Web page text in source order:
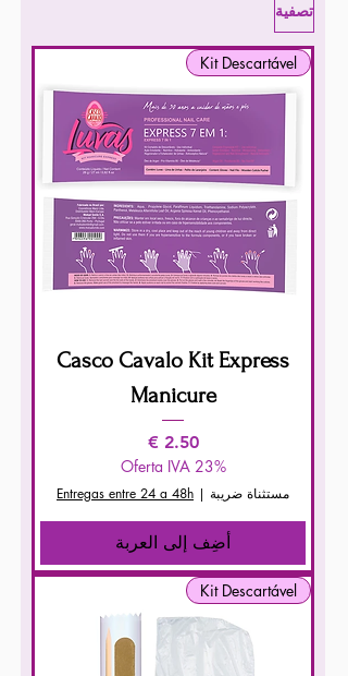
تصفية
Kit Descartável
Casco Cavalo Kit Express
Manicure
السعر‏2.50 €
Oferta IVA 23%
مستثناة ضريبة |
Entregas entre 24 a 48h
أضِف إلى العربة
Kit Descartável